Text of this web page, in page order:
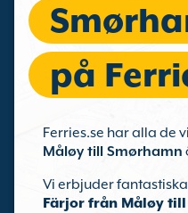
på
Ferries.se har alla de
Måløy till Smørhamn
Vi erbjuder
Färjor från Måløy